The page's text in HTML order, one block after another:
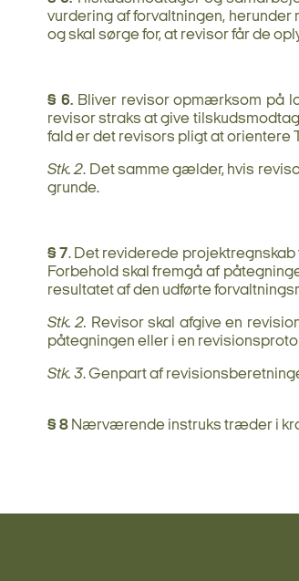
vurdering af forvaltningen,
og skal sørge for, at revisor får de
§ 6.Bliver revisor opmærksom på
revisor straks at give
fald er det revisors pligt at
Stk. 2. Det samme gælder, hvis
grunde.
§ 7. Det reviderede
Forbehold skal fremgå af
resultatet af den udførte
Stk. 2. Revisor skal afgive en
påtegningen eller i en
Stk. 3. Genpart af
§ 8 Nærværende instruks træder i